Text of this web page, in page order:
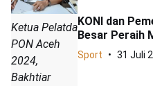
Ketua Pelatda
PON Aceh
2024,
Bakhtiar
KONI dan
Besar Peraih
Sport 31 Juli